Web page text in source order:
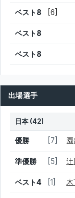
ベスト8 [6]
ベスト8
ベスト8
出場選手
日本 (42)
結果 シード 選
優勝 [7]
準優勝 [5]
ベスト4 [1]